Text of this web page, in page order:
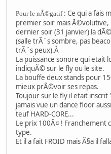
Pour le nÃ©gatif : Ce qui a fais
premier soir mais Ã©volutive,
dernier soir (31 janvier) la
(salle trÃ¨s sombre, pas
trÃ¨s peux).Â
La puissance sonore qui etait
indiquÃ© sur le fly ou le site.
La bouffe deux stands pour
mieux prÃ©voir ses repas.
Toujour sur le fly il etait inscrit
jamais vue un dance floor
teuf HARD-CORE...
Le prix 100Â¤ ! Franchement
type.
Et il a fait FROID mais Ã§a il